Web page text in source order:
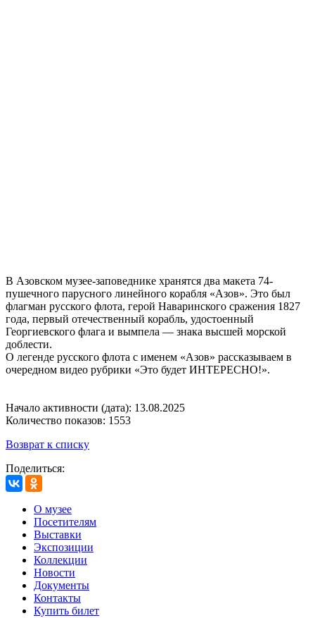
В Азовском музее-заповеднике хранятся два макета 74-
пушечного парусного линейного корабля «Азов». Это был
флагман русского флота, герой Наваринского сражения 1827
года, первый отечественный корабль, удостоенный
Георгиевского флага и вымпела — знака высшей морской
доблести.
О легенде русского флота с именем «Азов» рассказываем в
очередном видео рубрики «Это будет ИНТЕРЕСНО!».
Начало активности (дата): 13.08.2025
Количество показов: 1553
Возврат к списку
Поделиться:
О музее
Посетителям
Выставки
Экспозиции
Коллекции
Новости
Документы
Контакты
Купить билет